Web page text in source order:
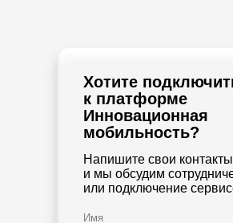
Хотите
к платформе
Инновационная
мобильность?
Напишите свои
и мы обсудим
или подключение